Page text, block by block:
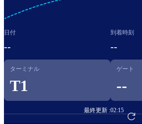
日付
--
到着時刻
--
ターミナル
T1
ゲート
--
最終更新 :02:15
フライト予約へ